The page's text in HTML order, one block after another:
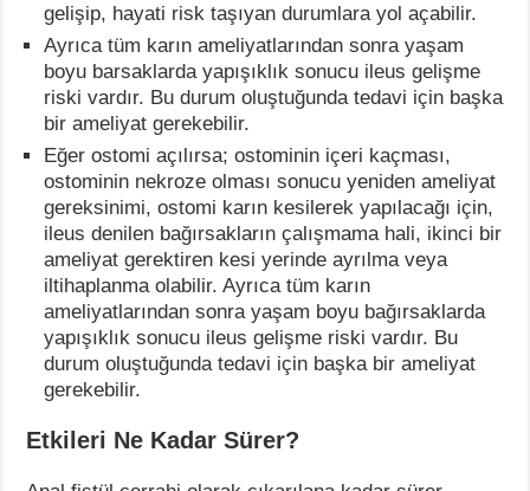
gelişip, hayati risk taşıyan durumlara yol açabilir.
Ayrıca tüm karın ameliyatlarından sonra yaşam
boyu barsaklarda yapışıklık sonucu ileus gelişme
riski vardır. Bu durum oluştuğunda tedavi için başka
bir ameliyat gerekebilir.
Eğer ostomi açılırsa; ostominin içeri kaçması,
ostominin nekroze olması sonucu yeniden ameliyat
gereksinimi, ostomi karın kesilerek yapılacağı için,
ileus denilen bağırsakların çalışmama hali, ikinci bir
ameliyat gerektiren kesi yerinde ayrılma veya
iltihaplanma olabilir. Ayrıca tüm karın
ameliyatlarından sonra yaşam boyu bağırsaklarda
yapışıklık sonucu ileus gelişme riski vardır. Bu
durum oluştuğunda tedavi için başka bir ameliyat
gerekebilir.
Etkileri Ne Kadar Sürer?